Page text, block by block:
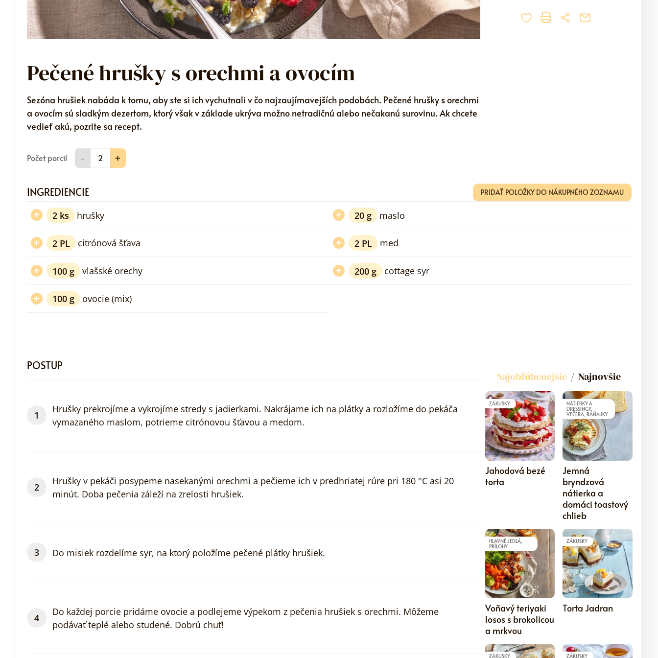
Pečené hrušky s orechmi a ovocím
Sezóna hrušiek nabáda k tomu, aby ste si ich vychutnali v čo najzaujímavejších podobách. Pečené hrušky s orechmi
a ovocím sú sladkým dezertom, ktorý však v základe ukrýva možno netradičnú alebo nečakanú surovinu. Ak chcete
vedieť akú, pozrite sa recept.
Počet porcií - +
INGREDIENCIE PRIDAŤ POLOŽKY DO NÁKUPNÉHO ZOZNAMU
2ks hrušky 20 g maslo
2PL citrónová šťava 2 PL med
100g vlašské orechy 200 g cottage syr
100g ovocie (mix)
POSTUP
Hrušky prekrojíme a vykrojíme stredy s jadierkami. Nakrájame ich na plátky a rozložíme do pekáča
vymazaného maslom, potrieme citrónovou šťavou a medom.
Hrušky v pekáči posypeme nasekanými orechmi a pečieme ich v predhriatej rúre pri 180 °C asi 20
minút. Doba pečenia záleží na zrelosti hrušiek.
Do misiek rozdelíme syr, na ktorý položíme pečené plátky hrušiek.
Do každej porcie pridáme ovocie a podlejeme výpekom z pečenia hrušiek s orechmi. Môžeme
podávať teplé alebo studené. Dobrú chuť!
Najobľúbenejšie Najnovšie
ZÁKUSKY
5
Jahodová bezé
torta
NÁTIERKY A
DRESSINGY,
VEČERA, RAŇAJKY
Jemná
bryndzová
nátierka a
domáci toastový
chlieb
HLAVNÉ JEDLÁ,
PRÍLOHY
5
Voňavý teriyaki
losos s brokolicou
a mrkvou
ZÁKUSKY
Torta Jadran
ZÁKUSKY ZÁKUSKY